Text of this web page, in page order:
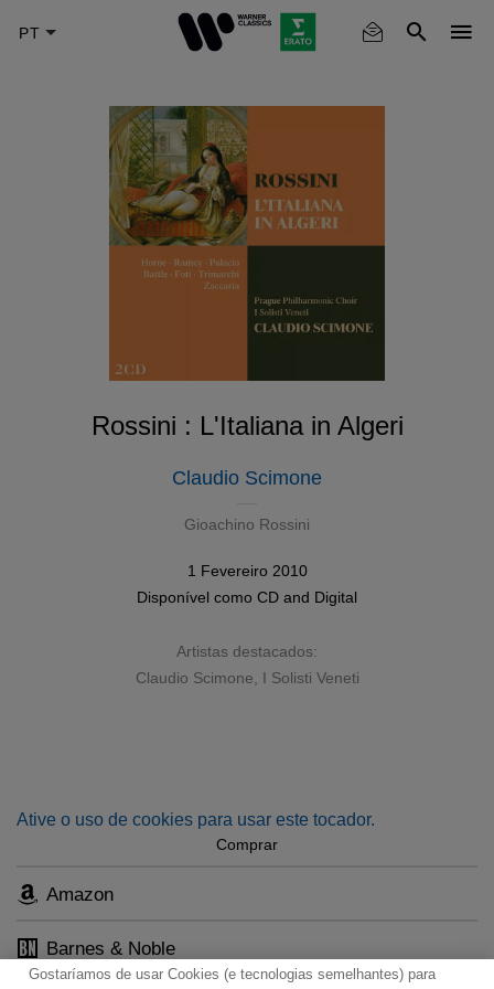
Rossini : L'Italiana in Algeri
Claudio Scimone
Gioachino Rossini
1 Fevereiro 2010
Disponível como CD and Digital
Artistas destacados:
Claudio Scimone
I Solisti Veneti
Ative o uso de cookies para usar este tocador.
Comprar
Amazon
Barnes & Noble
Gostaríamos de usar Cookies (e tecnologias semelhantes) para